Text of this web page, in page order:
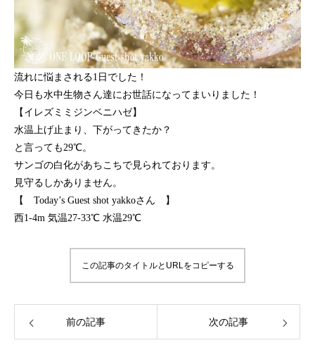
流れに悩まされる1日でした！
今日も水中生物さん達にお世話になってまいりました！
【イレズミミジンベニハゼ】
水温上げ止まり、下がってきたか？
と言っても29℃。
サンゴの白化があちこちで見られております。
見守るしかありません。
【 Today’s Guest shot yakkoさん 】
西1-4m 気温27-33℃ 水温29℃
この記事のタイトルとURLをコピーする
前の記事 次の記事